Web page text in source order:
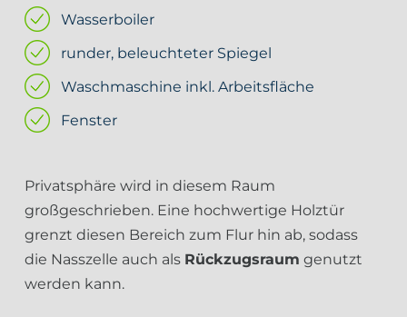
Wasserboiler
runder, beleuchteter Spiegel
Waschmaschine inkl. Arbeitsfläche
Fenster
Privatsphäre wird in diesem Raum
großgeschrieben. Eine hochwertige Holztür
grenzt diesen Bereich zum Flur hin ab, sodass
die Nasszelle auch als Rückzugsraum genutzt
werden kann.